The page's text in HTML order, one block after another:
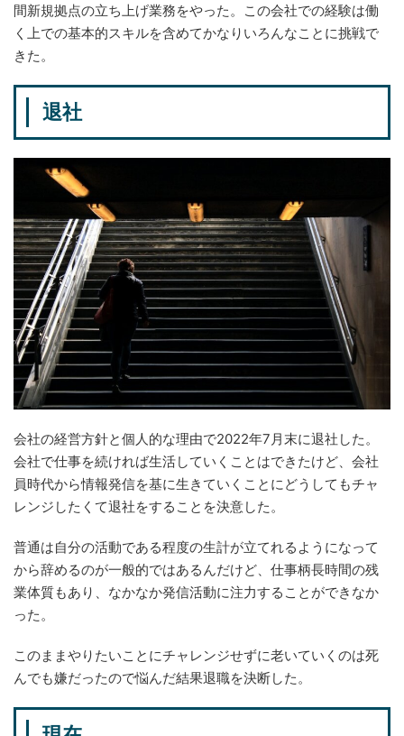
間新規拠点の立ち上げ業務をやった。この会社での経験は働
く上での基本的スキルを含めてかなりいろんなことに挑戦で
きた。
退社
会社の経営方針と個人的な理由で2022年7月末に退社した。
会社で仕事を続ければ生活していくことはできたけど、会社
員時代から情報発信を基に生きていくことにどうしてもチャ
レンジしたくて退社をすることを決意した。
普通は自分の活動である程度の生計が立てれるようになって
から辞めるのが一般的ではあるんだけど、仕事柄長時間の残
業体質もあり、なかなか発信活動に注力することができなか
った。
このままやりたいことにチャレンジせずに老いていくのは死
んでも嫌だったので悩んだ結果退職を決断した。